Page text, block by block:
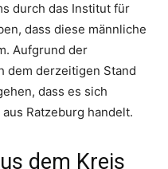
durch das Institut für
dass diese männliche
Aufgrund der
dem derzeitigen Stand
dass es sich
Ratzeburg handelt.
dem Kreis